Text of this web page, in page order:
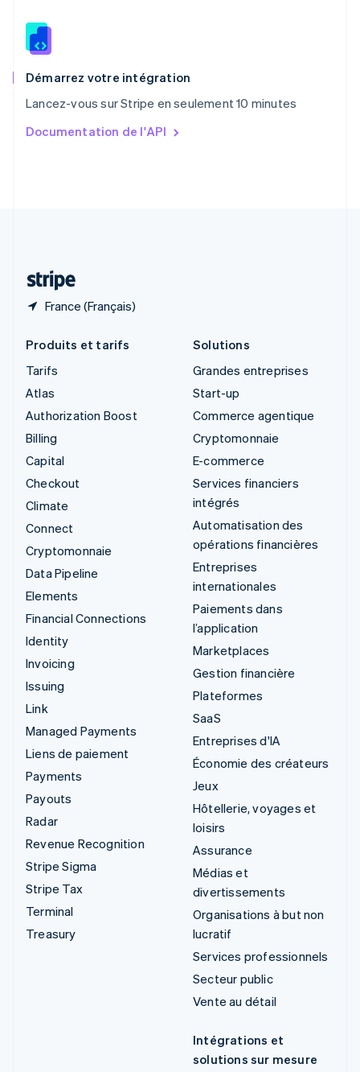
Démarrez votre intégration
Lancez-vous sur Stripe en seulement 10 minutes
Documentation de l'API
France (Français)
Roumanie
Royaume-Uni
English
English简体中文
English
Produits et tarifs
Tarifs
Atlas
Authorization Boost
Billing
Capital
Checkout
Climate
Connect
Cryptomonnaie
Data Pipeline
Elements
Financial Connections
Identity
Invoicing
Issuing
Link
Managed Payments
Liens de paiement
Payments
Payouts
Radar
Revenue Recognition
Stripe Sigma
Stripe Tax
Terminal
Treasury
Solutions
Grandes entreprises
Start-up
Commerce agentique
Cryptomonnaie
E-commerce
Services financiers
intégrés
Automatisation des
opérations financières
Entreprises
internationales
Paiements dans
l’application
Marketplaces
Gestion financière
Plateformes
SaaS
Entreprises d'IA
Économie des créateurs
Jeux
Hôtellerie, voyages et
loisirs
Assurance
Médias et
divertissements
Organisations à but non
lucratif
Services professionnels
Secteur public
Vente au détail
Intégrations et
solutions sur mesure